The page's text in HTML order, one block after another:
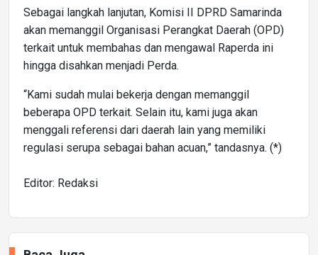
Sebagai langkah lanjutan, Komisi II DPRD Samarinda
akan memanggil Organisasi Perangkat Daerah (OPD)
terkait untuk membahas dan mengawal Raperda ini
hingga disahkan menjadi Perda.
“Kami sudah mulai bekerja dengan memanggil
beberapa OPD terkait. Selain itu, kami juga akan
menggali referensi dari daerah lain yang memiliki
regulasi serupa sebagai bahan acuan,” tandasnya. (*)
Editor: Redaksi